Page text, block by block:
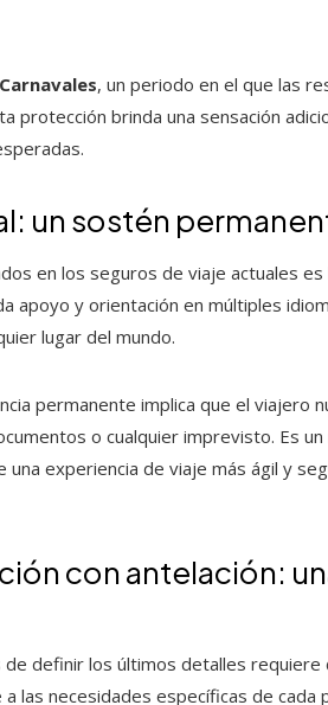
Carnavales, un periodo en el que las
protección brinda una sensación
un sostén
en los seguros de viaje actuales
apoyo y orientación en múltiples
lugar del mundo.
permanente implica que el viajero
o cualquier imprevisto. Es
experiencia de viaje más ágil y
con antelación:
definir los últimos detalles
las necesidades específicas de cada